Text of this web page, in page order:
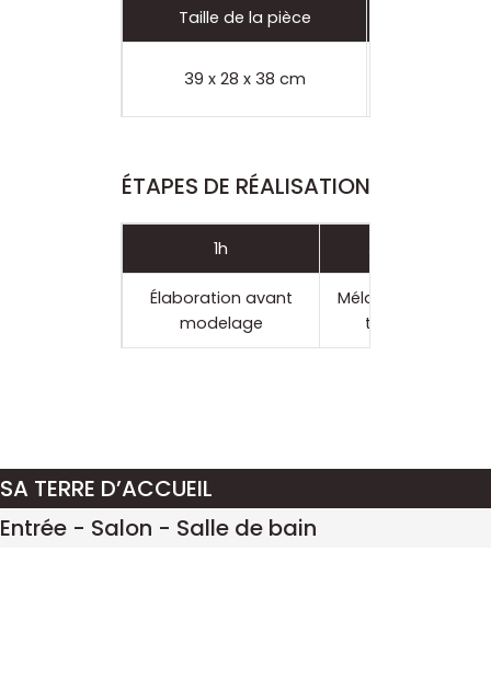
Taille de la pièce
39 x 28 x 38 cm
ÉTAPES DE RÉALISATION
1h
Élaboration avant
modelage
Mélange des
terres
SA TERRE D’ACCUEIL
Entrée - Salon - Salle de bain